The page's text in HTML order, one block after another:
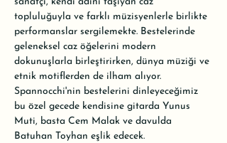
topluluğuyla ve farklı müzisyenlerle birlikte
performanslar sergilemekte. Bestelerinde
geleneksel caz öğelerini modern
dokunuşlarla birleştirirken, dünya müziği ve
etnik motiflerden de ilham alıyor.
Spannocchi'nin bestelerini dinleyeceğimiz
bu özel gecede kendisine gitarda Yunus
Muti, basta Cem Malak ve davulda
Batuhan Toyhan eşlik edecek.